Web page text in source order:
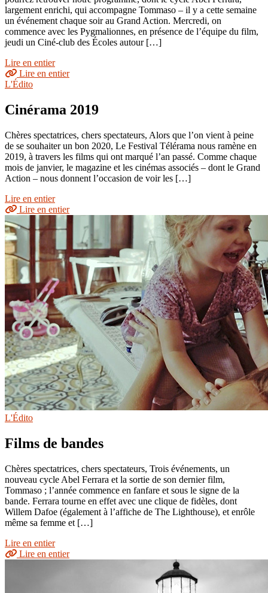
largement enrichi, qui accompagne Tommaso – il y a cette semaine
un événement chaque soir au Grand Action. Mercredi, on
commence avec les Pygmalionnes, en présence de l’équipe du film,
jeudi un Ciné-club des Écoles autour […]
Lire en entier
Lire en entier
L'Édito
Cinérama 2019
Chères spectatrices, chers spectateurs, Alors que l’on vient à peine
de se souhaiter un bon 2020, Le Festival Télérama nous ramène en
2019, à travers les films qui ont marqué l’an passé. Comme chaque
mois de janvier, le magazine et les cinémas associés – dont le Grand
Action – nous donnent l’occasion de voir les […]
Lire en entier
Lire en entier
L'Édito
Films de bandes
Chères spectatrices, chers spectateurs, Trois événements, un
nouveau cycle Abel Ferrara et la sortie de son dernier film,
Tommaso ; l’année commence en fanfare et sous le signe de la
bande. Ferrara tourne en effet avec une clique de fidèles, dont
Willem Dafoe (également à l’affiche de The Lighthouse), et enrôle
même sa femme et […]
Lire en entier
Lire en entier